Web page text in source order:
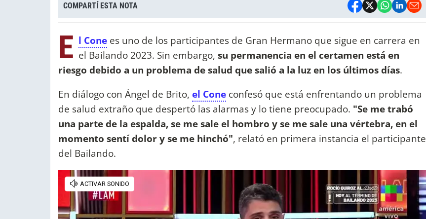
COMPARTÍ ESTA NOTA
E l Cone es uno de los participantes de Gran Hermano que sigue en carrera en
el Bailando 2023. Sin embargo, su permanencia en el certamen está en
riesgo debido a un problema de salud que salió a la luz en los últimos días.
En diálogo con Ángel de Brito, el Cone confesó que está enfrentando un problema
de salud extraño que despertó las alarmas y lo tiene preocupado. "Se me trabó
una parte de la espalda, se me sale el hombro y se me sale una vértebra, en el
momento sentí dolor y se me hinchó", relató en primera instancia el participante
del Bailando.